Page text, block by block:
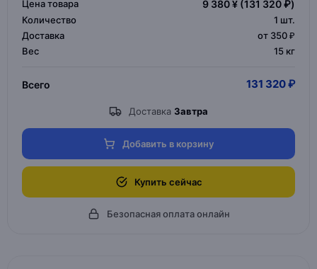
Цена товара 9 380 ¥ (131 320 ₽)
Количество 1 шт.
Доставка
от 350 ₽
Вес
15 кг
Всего 131 320 ₽
Доставка Завтра
Добавить в корзину
Купить сейчас
Безопасная оплата онлайн